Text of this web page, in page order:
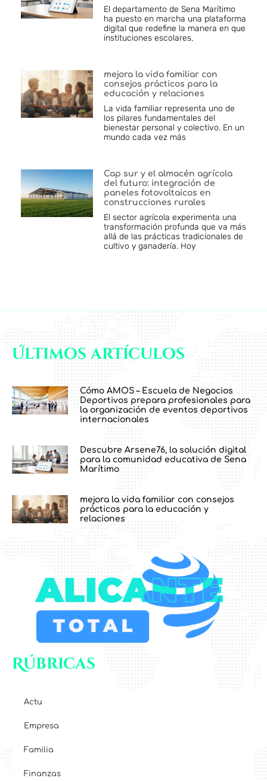
El departamento de Sena Marítimo
ha puesto en marcha una plataforma
digital que redefine la manera en que
instituciones escolares,
mejora la vida familiar con
consejos prácticos para la
educación y relaciones
La vida familiar representa uno de
los pilares fundamentales del
bienestar personal y colectivo. En un
mundo cada vez más
Cap sur y el almacén agrícola
del futuro: integración de
paneles fotovoltaicos en
construcciones rurales
El sector agrícola experimenta una
transformación profunda que va más
allá de las prácticas tradicionales de
cultivo y ganadería. Hoy
Últimos artículos
Cómo AMOS – Escuela de Negocios
Deportivos prepara profesionales para
la organización de eventos deportivos
internacionales
Descubre Arsene76, la solución digital
para la comunidad educativa de Sena
Marítimo
mejora la vida familiar con consejos
prácticos para la educación y
relaciones
Rúbricas
Actu
Empresa
Familia
Finanzas